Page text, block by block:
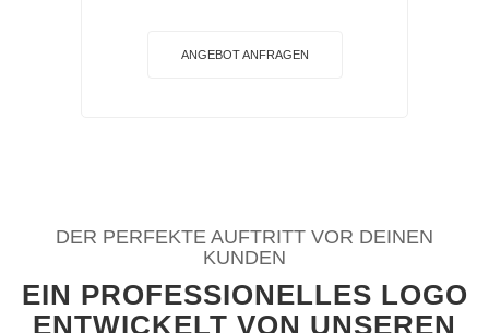
ANGEBOT ANFRAGEN
DER PERFEKTE AUFTRITT VOR DEINEN
KUNDEN
EIN PROFESSIONELLES LOGO
ENTWICKELT VON UNSEREN